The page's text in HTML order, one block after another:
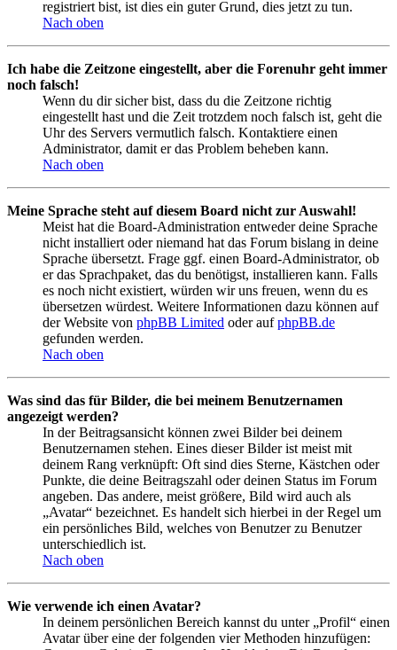
registriert bist, ist dies ein guter Grund, dies jetzt zu tun.
Nach oben
Ich habe die Zeitzone eingestellt, aber die Forenuhr geht immer
noch falsch!
Wenn du dir sicher bist, dass du die Zeitzone richtig
eingestellt hast und die Zeit trotzdem noch falsch ist, geht die
Uhr des Servers vermutlich falsch. Kontaktiere einen
Administrator, damit er das Problem beheben kann.
Nach oben
Meine Sprache steht auf diesem Board nicht zur Auswahl!
Meist hat die Board-Administration entweder deine Sprache
nicht installiert oder niemand hat das Forum bislang in deine
Sprache übersetzt. Frage ggf. einen Board-Administrator, ob
er das Sprachpaket, das du benötigst, installieren kann. Falls
es noch nicht existiert, würden wir uns freuen, wenn du es
übersetzen würdest. Weitere Informationen dazu können auf
der Website von phpBB Limited oder aufphpBB.de
gefunden werden.
Nach oben
Was sind das für Bilder, die bei meinem Benutzernamen
angezeigt werden?
In der Beitragsansicht können zwei Bilder bei deinem
Benutzernamen stehen. Eines dieser Bilder ist meist mit
deinem Rang verknüpft: Oft sind dies Sterne, Kästchen oder
Punkte, die deine Beitragszahl oder deinen Status im Forum
angeben. Das andere, meist größere, Bild wird auch als
„Avatar“ bezeichnet. Es handelt sich hierbei in der Regel um
ein persönliches Bild, welches von Benutzer zu Benutzer
unterschiedlich ist.
Nach oben
Wie verwende ich einen Avatar?
In deinem persönlichen Bereich kannst du unter „Profil“ einen
Avatar über eine der folgenden vier Methoden hinzufügen: